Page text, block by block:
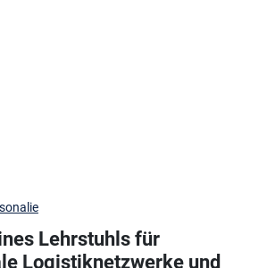
Lehrstuhls für
Logistiknetzwerke und